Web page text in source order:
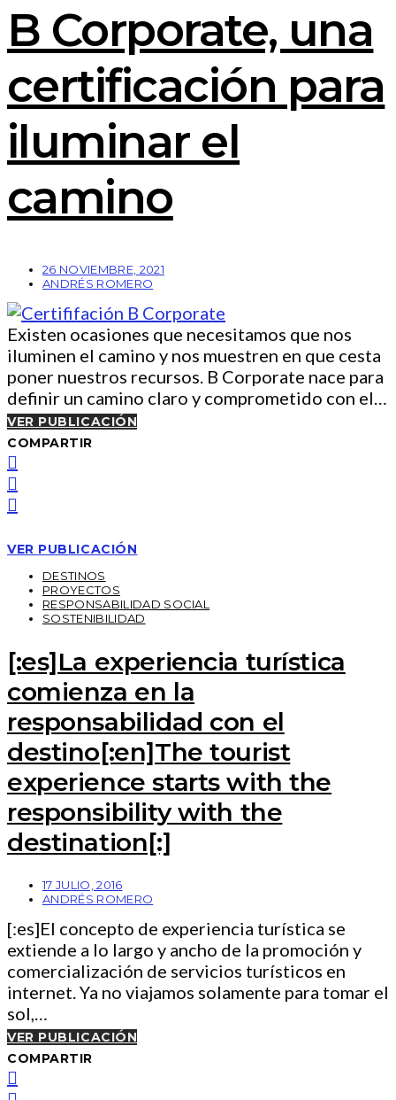
B Corporate, una
certificación para
iluminar el
camino
26 NOVIEMBRE, 2021
ANDRÉS ROMERO
Existen ocasiones que necesitamos que nos
iluminen el camino y nos muestren en que cesta
poner nuestros recursos. B Corporate nace para
definir un camino claro y comprometido con el…
VER PUBLICACIÓN
COMPARTIR
VER PUBLICACIÓN
DESTINOS
PROYECTOS
RESPONSABILIDAD SOCIAL
SOSTENIBILIDAD
[:es]La experiencia turística
comienza en la
responsabilidad con el
destino[:en]The tourist
experience starts with the
responsibility with the
destination[:]
17 JULIO, 2016
ANDRÉS ROMERO
[:es]El concepto de experiencia turística se
extiende a lo largo y ancho de la promoción y
comercialización de servicios turísticos en
internet. Ya no viajamos solamente para tomar el
sol,…
VER PUBLICACIÓN
COMPARTIR